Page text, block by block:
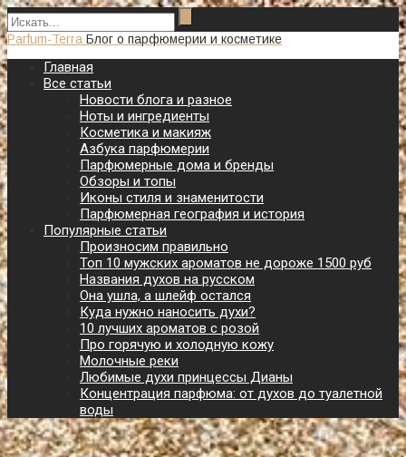
Parfum-Terra Блог о парфюмерии и косметике
Главная
Все статьи
Новости блога и разное
Ноты и ингредиенты
Косметика и макияж
Азбука парфюмерии
Парфюмерные дома и бренды
Обзоры и топы
Иконы стиля и знаменитости
Парфюмерная география и история
Популярные статьи
Произносим правильно
Топ 10 мужских ароматов не дороже 1500 руб
Названия духов на русском
Она ушла, а шлейф остался
Куда нужно наносить духи?
10 лучших ароматов с розой
Про горячую и холодную кожу
Молочные реки
Любимые духи принцессы Дианы
Концентрация парфюма: от духов до туалетной
воды